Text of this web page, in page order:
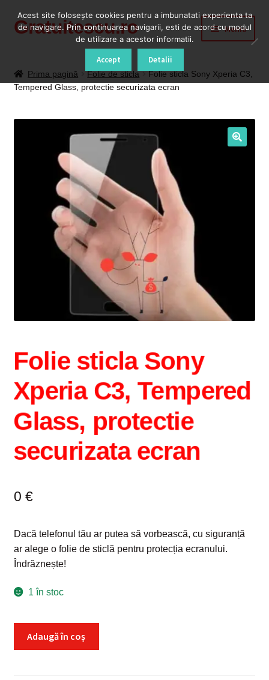
Sari
Sari
Gratuitescu.ro Meniu
Blog
Cod Deblocare Radio, Decodare Casetofon Auto
Contul meu
Intrebari si raspunsuri
Privacy Policy
Prima pagină Folie de sticla
Folie sticla Sony Xperia C3,
Tempered Glass, protectie securizata ecran
Folie sticla Sony
Xperia C3, Tempered
Glass, protectie
securizata ecran
0 €
Dacă telefonul tău ar putea să vorbească, cu siguranță
ar alege o folie de sticlă pentru protecția ecranului.
Îndrăznește!
1 în stoc
Adaugă în coș
Acest site foloseşte cookies pentru a imbunatati experienta ta
de navigare. Prin continuarea navigarii, esti de acord cu modul
de utilizare a acestor informatii.
Accept Detalii